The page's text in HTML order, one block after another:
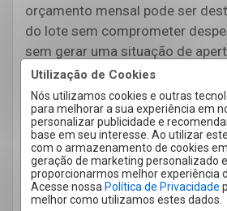
Utilização de Cookies
Nós utilizamos cookies e outras
para melhorar a sua experiência em
personalizar publicidade e
base em seu interesse. Ao utilizar
com o armazenamento de cookies
geração de marketing personalizado
proporcionarmos melhor experiência
Acesse nossa Política de Privacidade
melhor como utilizamos estes dados.
orçamento mensal pode ser
do lote sem comprometer
sem gerar uma situação de
isso, manter uma reserva para
também é uma atitude
manter o pagamento em dia em
inesperadas.
Outro aspecto é a verificação da
loteamento. Mesmo quando o
vantajoso e o processo é mais